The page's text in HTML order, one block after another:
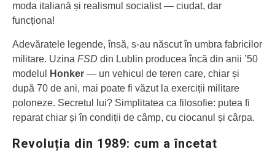
moda italiană și realismul socialist — ciudat, dar
funcționa!
Adevăratele legende, însă, s-au născut în umbra fabricilor
militare. Uzina FSD din Lublin producea încă din anii ’50
modelul
Honker — un vehicul de teren care, chiar și
după 70 de ani, mai poate fi văzut la exerciții militare
poloneze. Secretul lui? Simplitatea ca filosofie: putea fi
reparat chiar și în condiții de câmp, cu ciocanul și cârpa.
Revoluția din 1989: cum a încetat